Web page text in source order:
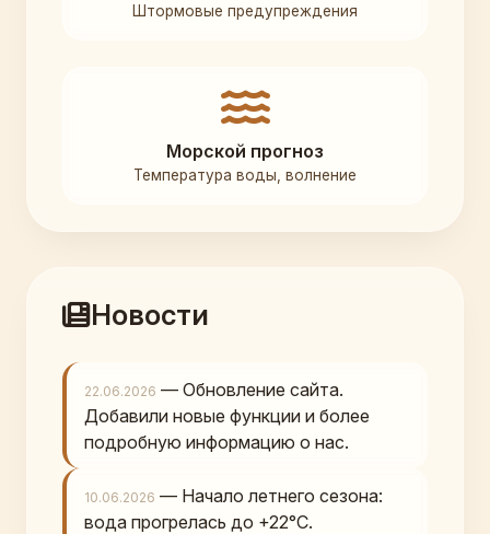
Штормовые предупреждения
Морской прогноз
Температура воды, волнение
Новости
22.06.2026 — Обновление сайта.
Добавили новые функции и более
подробную информацию о нас.
10.06.2026 — Начало летнего сезона:
вода прогрелась до +22°C.